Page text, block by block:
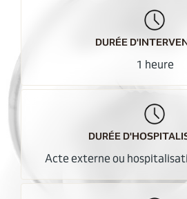
DURÉE
1 heure
DURÉE
Acte externe ou